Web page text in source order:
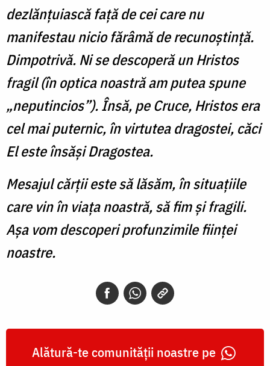
dezlănțuiască față de cei care nu
manifestau nicio fărâmă de recunoștință.
Dimpotrivă. Ni se descoperă un Hristos
fragil (în optica noastră am putea spune
„neputincios”). Însă, pe Cruce, Hristos era
cel mai puternic, în virtutea dragostei, căci
El este însăși Dragostea.
Mesajul cărții este să lăsăm, în situațiile
care vin în viața noastră, să fim și fragili.
Așa vom descoperi profunzimile ființei
noastre.
Alătură-te comunității noastre pe